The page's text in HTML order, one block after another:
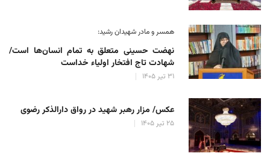
همسر و مادر شهیدان رشید:
نهضت حسینی متعلق به تمام انسان‌ها است/
شهادت تاج افتخار اولیاء خداست
۳۱ تیر ۱۴۰۵
عکس/ مزار رهبر شهید در رواق دارالذکر رضوی
۲۵ تیر ۱۴۰۵